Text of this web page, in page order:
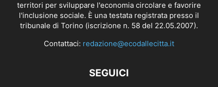
territori per sviluppare l'economia circolare e favorire
l'inclusione sociale. È una testata registrata presso il
tribunale di Torino (iscrizione n. 58 del 22.05.2007).
Contattaci: redazione@ecodallecitta.it
SEGUICI